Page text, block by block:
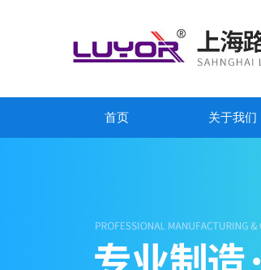
首页 关于我们